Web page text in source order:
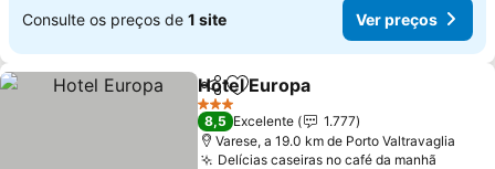
Consulte os preços de 1 site Ver preços
PartilharAdicionar aos favoritos
Hotel Europa
3 Estrelas
8,5 Excelente
1.777
Varese, a 19.0 km de Porto Valtravaglia
Delícias caseiras no café da manhã